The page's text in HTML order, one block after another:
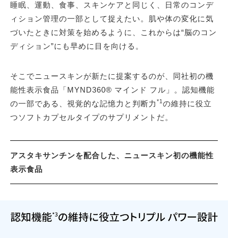
睡眠、運動、食事、スキンケアと同じく、日常のコンデ
ィション管理の一部として捉えたい。肌や体の変化に気
づいたときに対策を始めるように、これからは“脳のコン
ディション”にも早めに目を向ける。
そこでニュースキンが新たに提案するのが、同社初の機
能性表示食品「MYND360® マインド フル」。認知機能
の一部である、視覚的な記憶力と判断力 *1 の維持に役立
つソフトカプセルタイプのサプリメントだ。
アスタキサンチンを配合した、ニュースキン初の機能性
表示食品